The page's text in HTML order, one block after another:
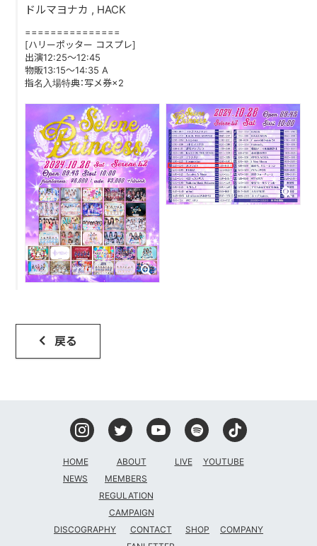
ドルマヨナカ , HACK
===============
[ハリーポッター コスプレ]
出演12:25～12:45
物販13:15～14:35 A
指名入場特典：写メ券×2
戻る
HOME
NEWS
ABOUT
MEMBERS
REGULATION
CAMPAIGN
LIVE YOUTUBE
DISCOGRAPHY
CONTACT
SHOP COMPANY